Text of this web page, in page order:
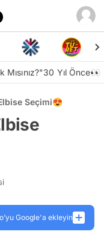
30 Yıl Önce👀
Seçimi😍
Google'a ekleyin